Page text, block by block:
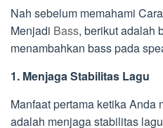
Nah sebelum memahami
Menjadi Bass, berikut adalah
menambahkan bass pada
1. Menjaga Stabilitas Lagu
Manfaat pertama ketika Anda
adalah menjaga stabilitas